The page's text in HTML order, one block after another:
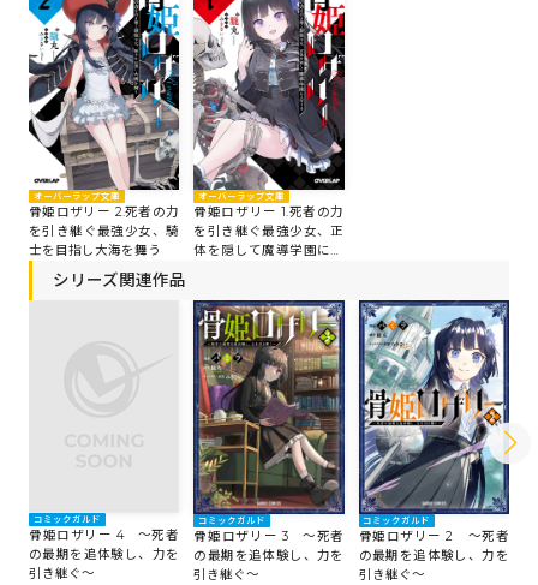
オーバーラップ文庫
骨姫ロザリー 2.死者の力
を引き継ぐ最強少女、騎
士を目指し大海を舞う
オーバーラップ文庫
骨姫ロザリー 1.死者の力
を引き継ぐ最強少女、正
体を隠して魔導学園に入
シリーズ関連作品
コミックガルド
骨姫ロザリー 4 ～死者
の最期を追体験し、力を
引き継ぐ～
コミックガルド
骨姫ロザリー 3 ～死者
の最期を追体験し、力を
引き継ぐ～
コミックガルド
骨姫ロザリー 2 ～死者
の最期を追体験し、力を
引き継ぐ～